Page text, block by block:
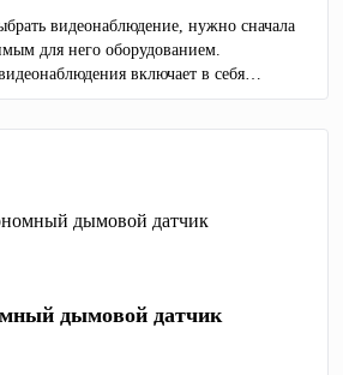
видеонаблюдение, нужно сначала
для него оборудованием.
включает в себя
элементов:
дымовой датчик